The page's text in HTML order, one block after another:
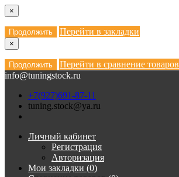
×
Продолжить Перейти в закладки
×
Продолжить
Перейти в сравнение товаров
info@tuningstock.ru
+7(927)691-87-11
tuning.stock@ya.ru
Личный кабинет
Регистрация
Авторизация
Мои закладки (0)